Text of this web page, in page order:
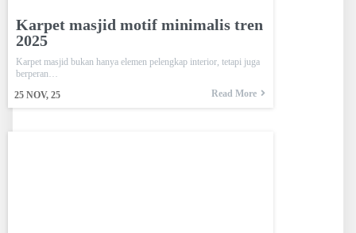
Karpet masjid motif minimalis tren
2025
25 NOV, 25
Karpet masjid bukan hanya elemen pelengkap interior, tetapi juga
berperan…
Read More